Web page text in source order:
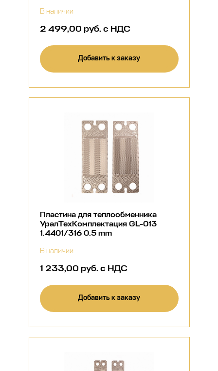
В наличии
2 499,00 руб. с НДС
Добавить к заказу
Пластина для теплообменника
УралТехКомплектация GL-013
1.4401/316 0.5 mm
В наличии
1 233,00 руб. с НДС
Добавить к заказу